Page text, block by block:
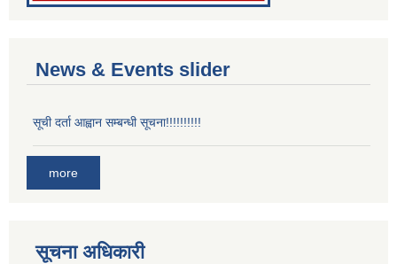
News & Events slider
सूची दर्ता आह्वान सम्बन्धी सूचना!!!!!!!!!!
more
सूचना अधिकारी